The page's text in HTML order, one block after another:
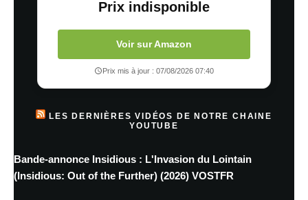
Prix indisponible
Voir sur Amazon
Prix mis à jour : 07/08/2026 07:40
LES DERNIÈRES VIDÉOS DE NOTRE CHAINE
YOUTUBE
Bande-annonce Insidious : L'Invasion du Lointain
(Insidious: Out of the Further) (2026) VOSTFR